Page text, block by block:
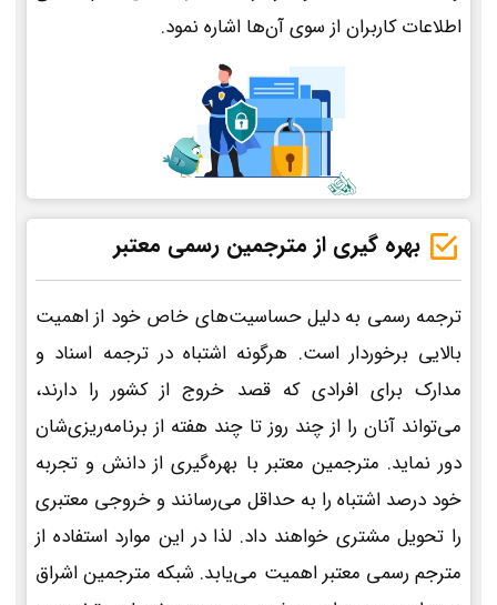
اطلاعات کاربران از سوی آن‌ها اشاره نمود.
بهره گیری از مترجمین رسمی معتبر
ترجمه رسمی به دلیل حساسیت‌های خاص خود از اهمیت
بالایی برخوردار است. هرگونه اشتباه در ترجمه اسناد و
مدارک برای افرادی که قصد خروج از کشور را دارند،
می‌تواند آنان را از چند روز تا چند هفته از برنامه‌ریزی‌شان
دور نماید. مترجمین معتبر با بهره‌گیری از دانش و تجربه
خود درصد اشتباه را به حداقل می‌رسانند و خروجی معتبری
را تحویل مشتری خواهند داد. لذا در این موارد استفاده از
مترجم رسمی معتبر اهمیت می‌یابد. شبکه مترجمین اشراق